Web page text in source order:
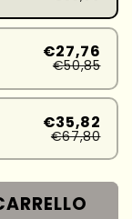
€27,76
€50,85
€35,82
€67,80